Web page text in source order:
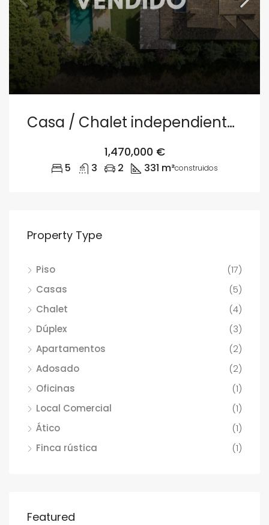
Casa / Chalet independiente en venta en camino de Santa Llúcia s/n, Denia
1,470,000 €
5 3 2 331 m²construidos
Property Type
Piso
(17)
Casas
(5)
Chalet
(4)
Dúplex
(3)
Apartamentos
(2)
Adosado
(2)
Oficinas
(1)
Local Comercial
(1)
Ático
(1)
Finca rústica
(1)
Featured